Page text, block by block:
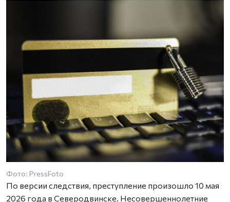
Фото: PressFoto
По версии следствия, преступление произошло 10 мая
2026 года в Северодвинске. Несовершеннолетние